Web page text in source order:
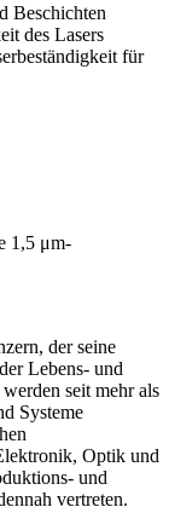
Beschichten
des Lasers
für
1,5 μm-
der seine
Lebens- und
seit mehr als
Systeme
Optik und
und
vertreten.